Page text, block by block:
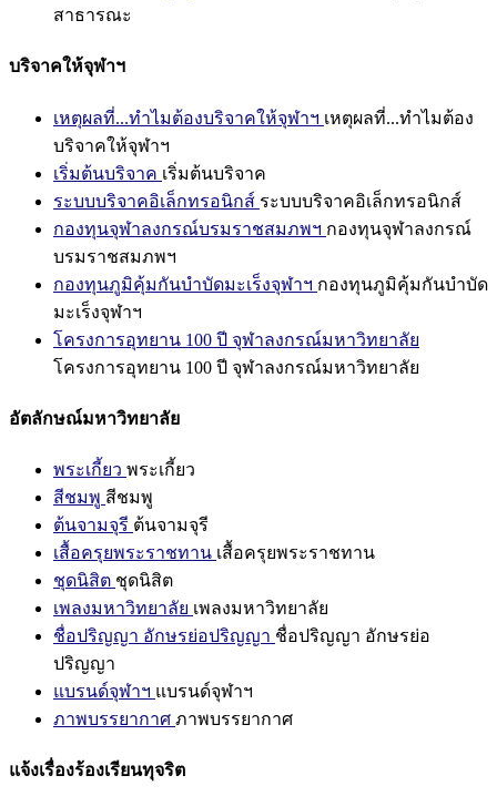
สาธารณะ
บริจาคให้จุฬาฯ
เหตุผลที่...ทำไมต้องบริจาคให้จุฬาฯ เหตุผลที่...ทำไมต้อง
บริจาคให้จุฬาฯ
เริ่มต้นบริจาค เริ่มต้นบริจาค
ระบบบริจาคอิเล็กทรอนิกส์ ระบบบริจาคอิเล็กทรอนิกส์
กองทุนจุฬาลงกรณ์บรมราชสมภพฯ กองทุนจุฬาลงกรณ์
บรมราชสมภพฯ
กองทุนภูมิคุ้มกันบำบัดมะเร็งจุฬาฯ กองทุนภูมิคุ้มกันบำบัด
มะเร็งจุฬาฯ
โครงการอุทยาน 100 ปี จุฬาลงกรณ์มหาวิทยาลัย
โครงการอุทยาน 100 ปี จุฬาลงกรณ์มหาวิทยาลัย
อัตลักษณ์มหาวิทยาลัย
พระเกี้ยว พระเกี้ยว
สีชมพู สีชมพู
ต้นจามจุรี ต้นจามจุรี
เสื้อครุยพระราชทาน เสื้อครุยพระราชทาน
ชุดนิสิต ชุดนิสิต
เพลงมหาวิทยาลัย เพลงมหาวิทยาลัย
ชื่อปริญญา อักษรย่อปริญญา ชื่อปริญญา อักษรย่อ
ปริญญา
แบรนด์จุฬาฯ แบรนด์จุฬาฯ
ภาพบรรยากาศ ภาพบรรยากาศ
แจ้งเรื่องร้องเรียนทุจริต